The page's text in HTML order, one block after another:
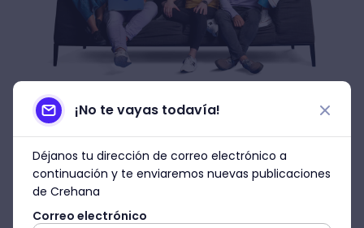
7. Prueba gratis
Si te sigues preguntando cómo son los
cursos de Crehana y por qué son tu mejor
alternativa, te brindamos la oportunidad de
saber más sobre lo que tenemos para
ofrecerte a través de un beneficio único:
¡No te vayas todavía!
Déjanos tu dirección de correo electrónico a
continuación y te enviaremos nuevas publicaciones
de Crehana
Correo electrónico